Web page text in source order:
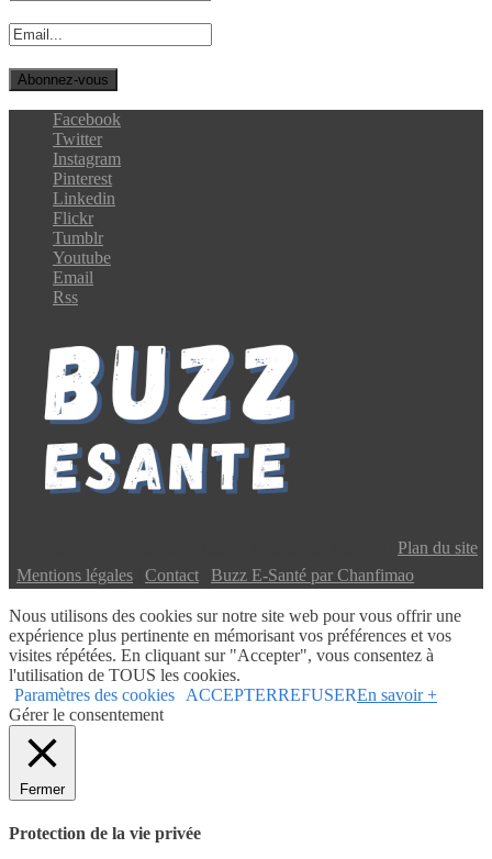
Facebook
Twitter
Instagram
Pinterest
Linkedin
Flickr
Tumblr
Youtube
Email
Rss
Plan du site
Mentions légales Contact Buzz E-Santé par Chanfimao
Nous utilisons des cookies sur notre site web pour vous offrir une
expérience plus pertinente en mémorisant vos préférences et vos
visites répétées. En cliquant sur "Accepter", vous consentez à
l'utilisation de TOUS les cookies.
Paramètres des cookies
ACCEPTERREFUSEREn savoir +
Gérer le consentement
Fermer
Protection de la vie privée